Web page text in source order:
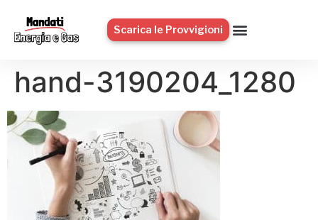
Scarica le Provvigioni
hand-3190204_1280